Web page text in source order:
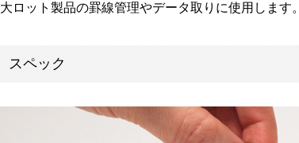
大ロット製品の罫線管理やデータ取りに使用します。
スペック